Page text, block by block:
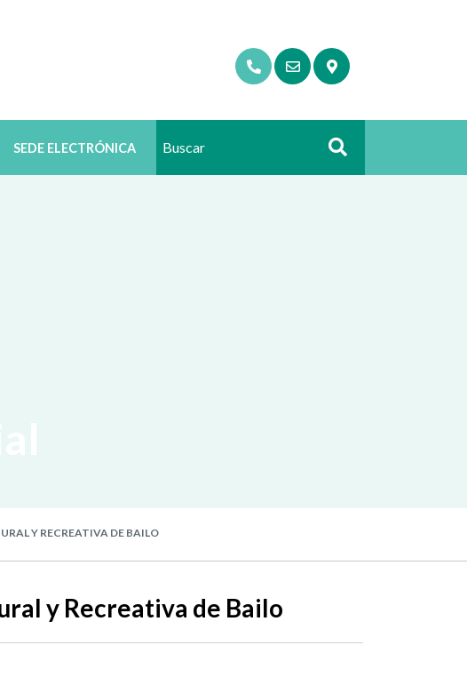
SEDE ELECTRÓNICA Buscar
Y RECREATIVA DE BAILO
y Recreativa de Bailo